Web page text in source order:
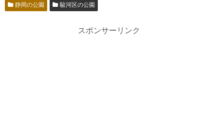
静岡の公園 駿河区の公園
スポンサーリンク